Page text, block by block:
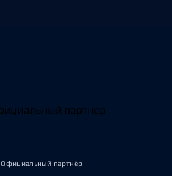
Официальный партнёр